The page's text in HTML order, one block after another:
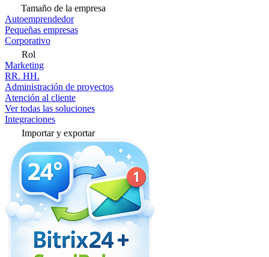
Tamaño de la empresa
Autoemprendedor
Pequeñas empresas
Corporativo
Rol
Marketing
RR. HH.
Administración de proyectos
Atención al cliente
Ver todas las soluciones
Integraciones
Importar y exportar